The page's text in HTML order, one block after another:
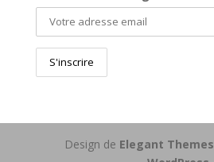
Design de Elegant Themes